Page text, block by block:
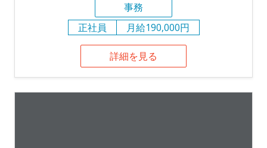
事務
正社員
月給190,000円
詳細を見る